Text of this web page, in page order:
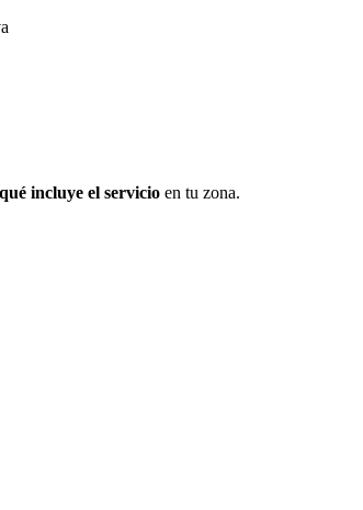
qué incluye el servicio en tu zona.